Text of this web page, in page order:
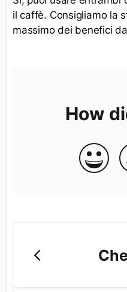
il caffè. Consigliamo la
massimo dei benefici
How